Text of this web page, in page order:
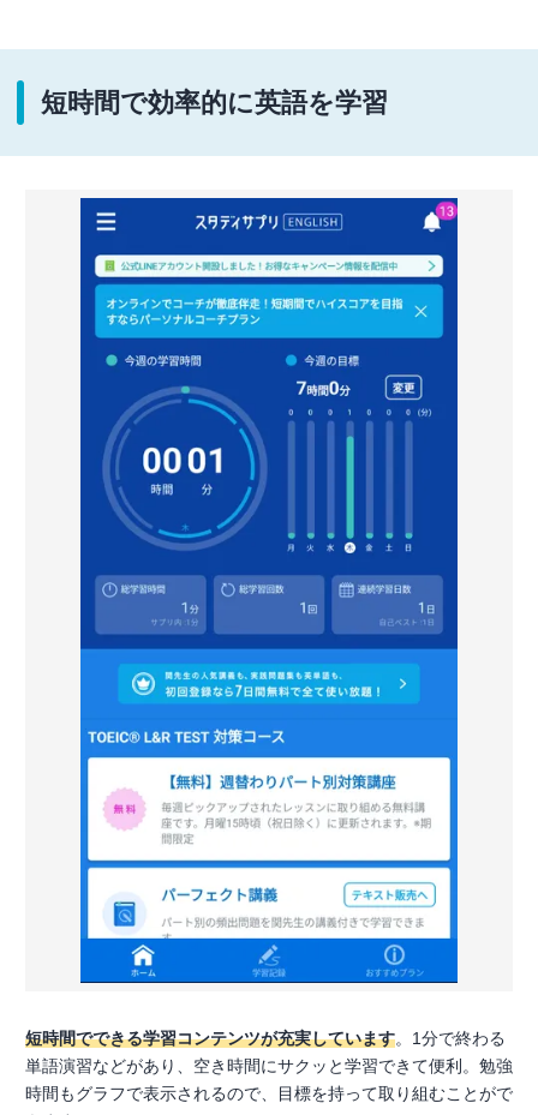
短時間で効率的に英語を学習
短時間でできる学習コンテンツが充実しています。1分で終わる
単語演習などがあり、空き時間にサクッと学習できて便利。勉強
時間もグラフで表示されるので、目標を持って取り組むことがで